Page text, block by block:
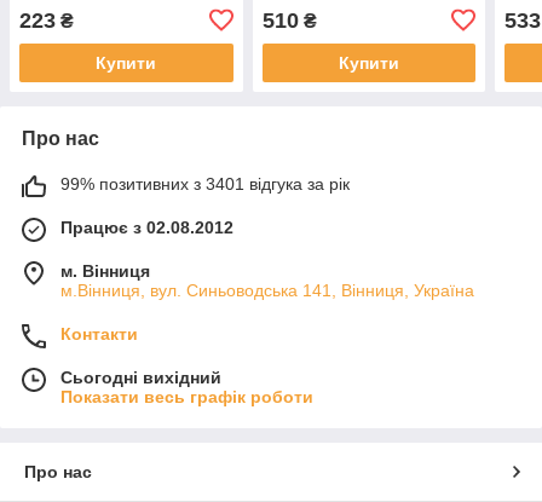
223 ₴
Купити
510₴
Купити
533
Про нас
99% позитивних з 3401 відгука за рік
Працює з 02.08.2012
м. Вінниця
м.Вінниця, вул. Синьоводська 141, Вінниця, Україна
Контакти
Сьогодні вихідний
Показати весь графік роботи
Про нас